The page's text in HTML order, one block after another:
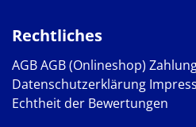
Rechtliches
AGBAGB (Onlineshop)
Datenschutzerklärung
Echtheit der Bewertungen